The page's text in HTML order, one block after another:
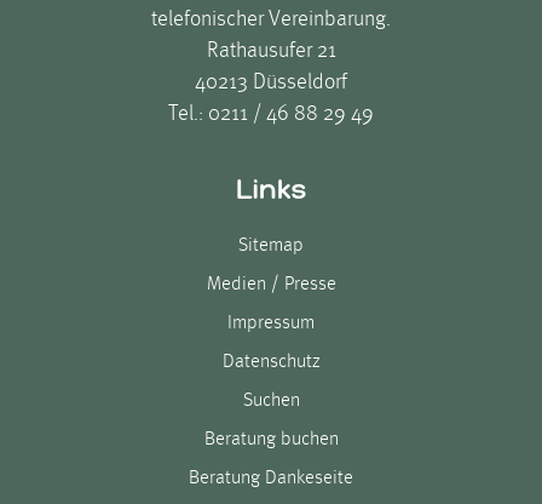
telefonischer Vereinbarung.
Rathausufer 21
40213 Düsseldorf
Tel.: 0211 / 46 88 29 49
Links
Sitemap
Medien / Presse
Impressum
Datenschutz
Suchen
Beratung buchen
Beratung Dankeseite